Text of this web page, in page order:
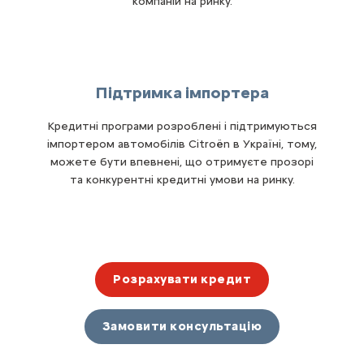
Підтримка імпортера
Кредитні програми розроблені і підтримуються
імпортером автомобілів Citroën в Україні, тому,
можете бути впевнені, що отримуєте прозорі
та конкурентні кредитні умови на ринку.
Розрахувати кредит
Замовити консультацію